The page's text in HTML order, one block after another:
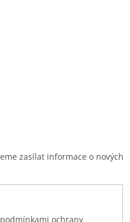
zasílat informace o nových
ochrany